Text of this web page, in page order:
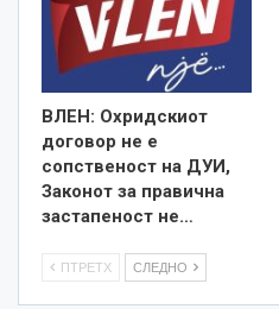
ВЛЕН: Охридскиот
договор не е
сопственост на ДУИ,
Законот за правична
застапеност не…
ПТРЕТХ СЛЕДНО